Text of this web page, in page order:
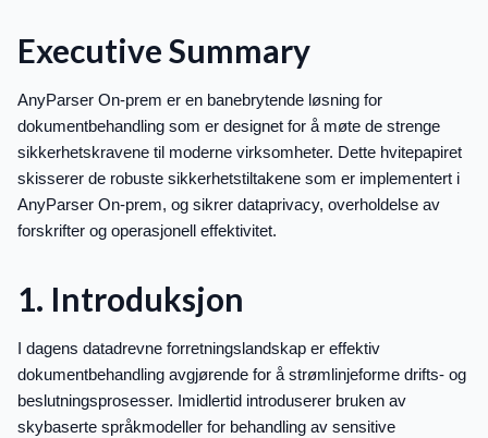
Executive Summary
AnyParser On-prem er en banebrytende løsning for
dokumentbehandling som er designet for å møte de strenge
sikkerhetskravene til moderne virksomheter. Dette hvitepapiret
skisserer de robuste sikkerhetstiltakene som er implementert i
AnyParser On-prem, og sikrer dataprivacy, overholdelse av
forskrifter og operasjonell effektivitet.
1. Introduksjon
I dagens datadrevne forretningslandskap er effektiv
dokumentbehandling avgjørende for å strømlinjeforme drifts- og
beslutningsprosesser. Imidlertid introduserer bruken av
skybaserte språkmodeller for behandling av sensitive